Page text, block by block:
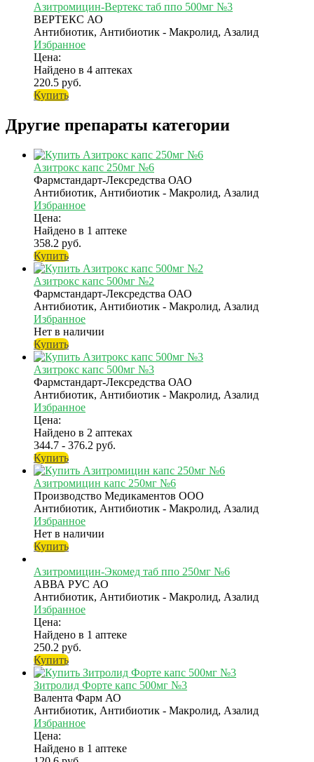
Азитромицин-Вертекс таб ппо 500мг №3
ВЕРТЕКС АО
Антибиотик, Антибиотик - Макролид, Азалид
Избранное
Цена:
Найдено в 4 аптеках
220.5 руб.
Купить
Другие препараты категории
Азитрокс капс 250мг №6
Фармстандарт-Лексредства ОАО
Антибиотик, Антибиотик - Макролид, Азалид
Избранное
Цена:
Найдено в 1 аптеке
358.2 руб.
Купить
Азитрокс капс 500мг №2
Фармстандарт-Лексредства ОАО
Антибиотик, Антибиотик - Макролид, Азалид
Избранное
Нет в наличии
Купить
Азитрокс капс 500мг №3
Фармстандарт-Лексредства ОАО
Антибиотик, Антибиотик - Макролид, Азалид
Избранное
Цена:
Найдено в 2 аптеках
344.7 - 376.2 руб.
Купить
Азитромицин капс 250мг №6
Производство Медикаментов ООО
Антибиотик, Антибиотик - Макролид, Азалид
Избранное
Нет в наличии
Купить
Азитромицин-Экомед таб ппо 250мг №6
АВВА РУС АО
Антибиотик, Антибиотик - Макролид, Азалид
Избранное
Цена:
Найдено в 1 аптеке
250.2 руб.
Купить
Зитролид Форте капс 500мг №3
Валента Фарм АО
Антибиотик, Антибиотик - Макролид, Азалид
Избранное
Цена:
Найдено в 1 аптеке